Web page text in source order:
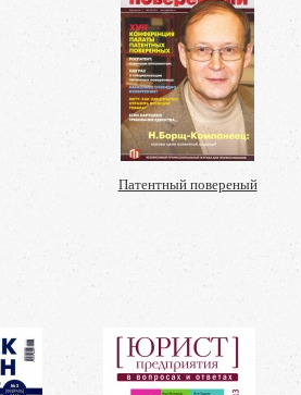
Патентный повереный